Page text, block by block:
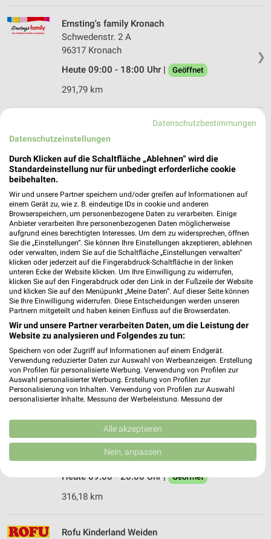
❯
Ernsting's family Kronach
Schwedenstr. 2 A
96317 Kronach
Heute 09:00 - 18:00 Uhr |
Geöffnet
291,79 km
Lorenzstraße 3
Heute 09:00 - 19:00 Uhr | Geöffnet
265,86 km
Ernsting's family Lichtenfels
Marktplatz 13
96215 Lichtenfels
Heute 09:00 - 18:00 Uhr | Geöffnet
309,98 km
Ernsting's family Tirschenreuth
Mitterteicher Straße 20
95643 Tirschenreuth
Heute 09:00 - 20:00 Uhr | Geöffnet
302,69 km
❯
Ernsting's family Bad Staffelstein
Horlachenstraße 2
96231 Bad Staffelstein
Heute 09:00 - 20:00 Uhr | Geöffnet
316,18 km
Rofu Kinderland Weiden
Datenschutzbestimmungen
Datenschutzeinstellungen
Durch Klicken auf die Schaltfläche „Ablehnen“ wird die
Standardeinstellung nur für unbedingt erforderliche cookie
beibehalten.
Wir und unsere Partner speichern und/oder greifen auf Informationen auf
einem Gerät zu, wie z. B. eindeutige IDs in cookie und anderen
Browserspeichern, um personenbezogene Daten zu verarbeiten. Einige
Anbieter verarbeiten Ihre personenbezogenen Daten möglicherweise
aufgrund eines berechtigten Interesses. Um dem zu widersprechen, öffnen
Sie die „Einstellungen“. Sie können Ihre Einstellungen akzeptieren, ablehnen
oder verwalten, indem Sie auf die Schaltfläche „Einstellungen verwalten“
klicken oder jederzeit auf die Fingerabdruck-Schaltfläche in der linken
unteren Ecke der Website klicken. Um Ihre Einwilligung zu widerrufen,
klicken Sie auf den Fingerabdruck oder den Link in der Fußzeile der Website
und klicken Sie auf den Menüpunkt „Meine Daten“. Auf dieser Seite können
Sie Ihre Einwilligung widerrufen. Diese Entscheidungen werden unseren
Partnern mitgeteilt und haben keinen Einfluss auf die Browserdaten.
Wir und unsere Partner verarbeiten Daten, um die Leistung der
Website zu analysieren und Folgendes zu tun:
Speichern von oder Zugriff auf Informationen auf einem Endgerät.
Verwendung reduzierter Daten zur Auswahl von Werbeanzeigen. Erstellung
von Profilen für personalisierte Werbung. Verwendung von Profilen zur
Auswahl personalisierter Werbung. Erstellung von Profilen zur
Personalisierung von Inhalten. Verwendung von Profilen zur Auswahl
personalisierter Inhalte. Messung der Werbeleistung. Messung der
Kombinationen von Daten aus verschiedenen Quellen. Entwicklung und
Verbesserung der Angebote. Verwendung reduzierter Daten zur Auswahl
von Inhalten.
Daten können außerhalb der Europäischen Union weitergegeben und in die
USA gesendet werden.
Website/App.
Partnerliste anzeigen (1 IAB-Anbieter)
IAB-Verarbeitungszwecke:
Alle akzeptieren
Nein, anpassen